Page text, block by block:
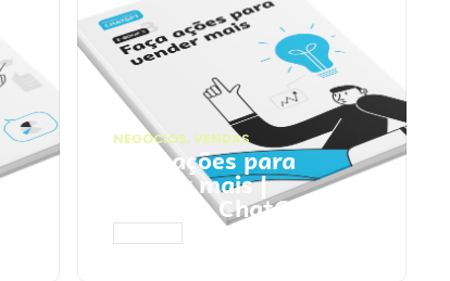
NEGÓCIOS, VENDAS
Faça ações para
vender mais |
Prompts ChatGPT